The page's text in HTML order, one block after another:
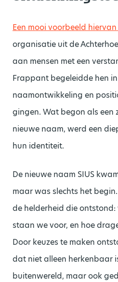
Een mooi voorbeeld hiervan
organisatie uit de
aan mensen met een
Frappant begeleidde hen
naamontwikkeling en
gingen. Wat begon als een
nieuwe naam, werd een
hun identiteit.
De nieuwe naam SIUS
maar was slechts het
de helderheid die
staan we voor, en hoe
Door keuzes te maken
dat niet alleen herkenbaar
buitenwereld, maar ook